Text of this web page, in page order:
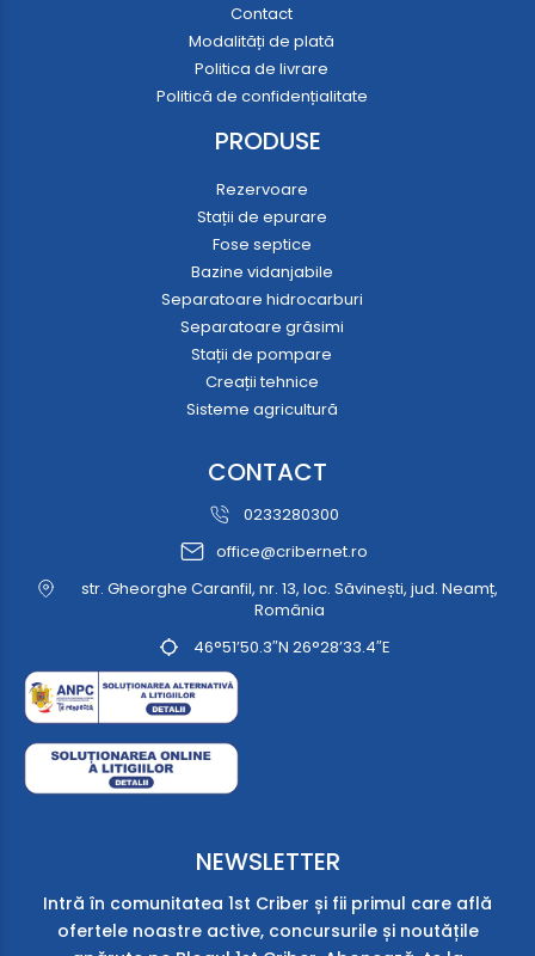
Contact
Modalități de plată
Politica de livrare
Politică de confidențialitate
PRODUSE
Rezervoare
Stații de epurare
Fose septice
Bazine vidanjabile
Separatoare hidrocarburi
Separatoare grăsimi
Stații de pompare
Creații tehnice
Sisteme agricultură
CONTACT
0233280300
office@cribernet.ro
str. Gheorghe Caranfil, nr. 13, loc. Săvinești, jud. Neamț,
România
46°51’50.3″N 26°28’33.4″E
NEWSLETTER
Intră în comunitatea 1st Criber și fii primul care află
ofertele noastre active, concursurile și noutățile